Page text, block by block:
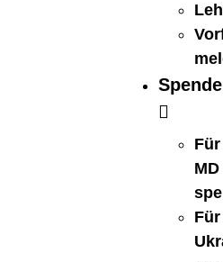
Für
MD
Für